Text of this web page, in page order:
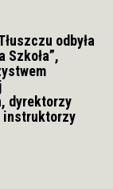
odbyła
Szkoła”,
dyrektorzy
instruktorzy